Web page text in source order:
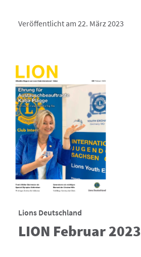
Veröffentlicht am 22. März 2023
Lions Deutschland
LION Februar 2023